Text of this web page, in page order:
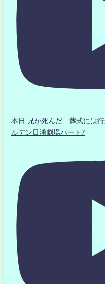
本日 兄が死んだ 葬式には
ルデン日浦劇場パート7